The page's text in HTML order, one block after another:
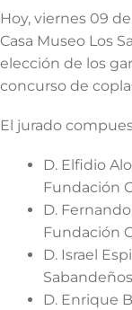
Hoy, viernes 09 de
Casa Museo Los
elección de los
concurso de
El jurado
D. Elfidio
Fundación
D.
Fundación
D. Israel
D. Enrique